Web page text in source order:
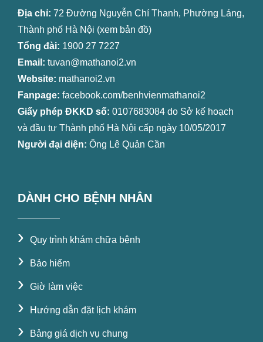
Địa chỉ: 72 Đường Nguyễn Chí Thanh, Phường Láng,
Thành phố Hà Nội (xem bản đồ)
Tổng đài: 1900 27 7227
Email: tuvan@mathanoi2.vn
Website: mathanoi2.vn
Fanpage: facebook.com/benhvienmathanoi2
Giấy phép ĐKKD số: 0107683084 do Sở kế hoạch
và đầu tư Thành phố Hà Nội cấp ngày 10/05/2017
Người đại diện: Ông Lê Quản Cần
DÀNH CHO BỆNH NHÂN
› Quy trình khám chữa bệnh
› Bảo hiểm
› Giờ làm việc
› Hướng dẫn đặt lịch khám
› Bảng giá dịch vụ chung